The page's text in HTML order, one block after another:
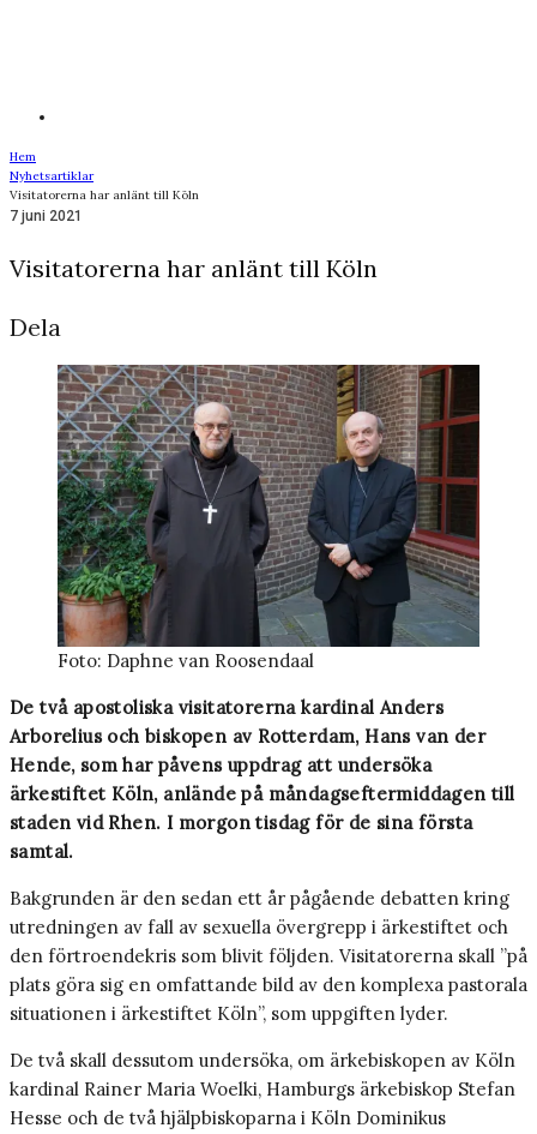
Hem
Nyhetsartiklar
Visitatorerna har anlänt till Köln
7 juni 2021
Visitatorerna har anlänt till Köln
Dela
Foto: Daphne van Roosendaal
De två apostoliska visitatorerna kardinal Anders
Arborelius och biskopen av Rotterdam, Hans van der
Hende, som har påvens uppdrag att undersöka
ärkestiftet Köln, anlände på måndagseftermiddagen till
staden vid Rhen. I morgon tisdag för de sina första
samtal.
Bakgrunden är den sedan ett år pågående debatten kring
utredningen av fall av sexuella övergrepp i ärkestiftet och
den förtroendekris som blivit följden. Visitatorerna skall ”på
plats göra sig en omfattande bild av den komplexa pastorala
situationen i ärkestiftet Köln”, som uppgiften lyder.
De två skall dessutom undersöka, om ärkebiskopen av Köln
kardinal Rainer Maria Woelki, Hamburgs ärkebiskop Stefan
Hesse och de två hjälpbiskoparna i Köln Dominikus